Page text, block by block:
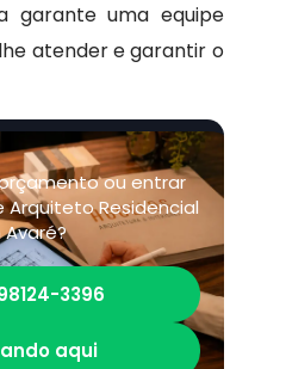
garante uma equipe
atender e garantir o
ou entrar
Residencial
3396
aqui